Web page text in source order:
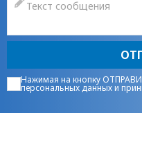
Нажимая на кнопку
персональных данныхи